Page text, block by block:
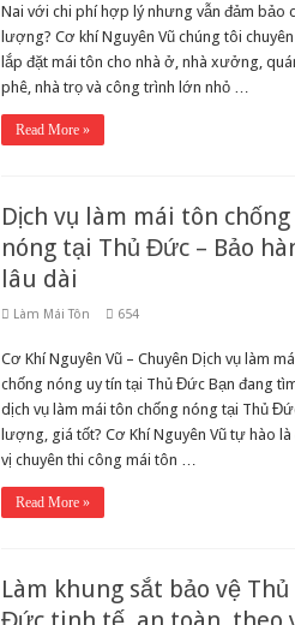
Nai với chi phí hợp lý nhưng vẫn đảm bảo
lượng? Cơ khí Nguyên Vũ chúng tôi
lắp đặt mái tôn cho nhà ở, nhà xưởng,
phê, nhà trọ và công trình lớn nhỏ …
Read More »
Dịch vụ làm mái tôn chống
nóng tại Thủ Đức – Bảo
lâu dài
Làm Mái Tôn 654
Cơ Khí Nguyên Vũ – Chuyên Dịch vụ làm
chống nóng uy tín tại Thủ Đức Bạn đang
dịch vụ làm mái tôn chống nóng tại Thủ
lượng, giá tốt? Cơ Khí Nguyên Vũ tự hào là
vị chuyên thi công mái tôn …
Read More »
Làm khung sắt bảo vệ Thủ